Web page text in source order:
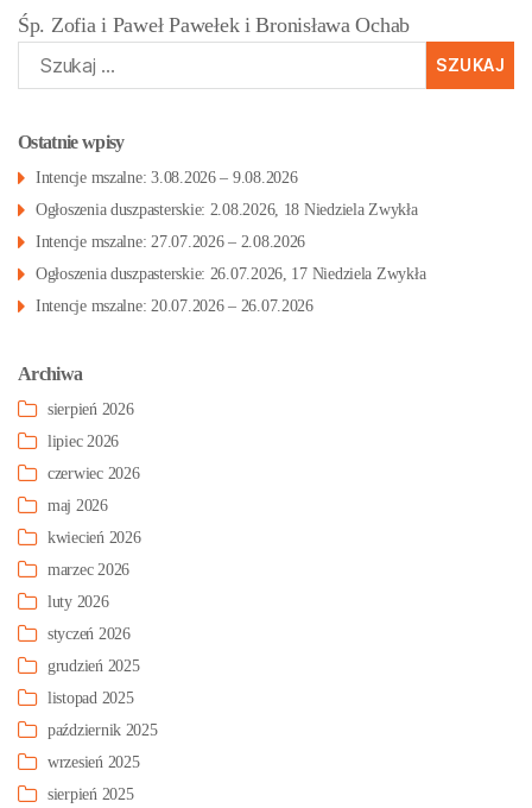
Śp. Zofia i Paweł Pawełek i Bronisława Ochab
Szukaj:
Ostatnie wpisy
Intencje mszalne: 3.08.2026 – 9.08.2026
Ogłoszenia duszpasterskie: 2.08.2026, 18 Niedziela Zwykła
Intencje mszalne: 27.07.2026 – 2.08.2026
Ogłoszenia duszpasterskie: 26.07.2026, 17 Niedziela Zwykła
Intencje mszalne: 20.07.2026 – 26.07.2026
Archiwa
sierpień 2026
lipiec 2026
czerwiec 2026
maj 2026
kwiecień 2026
marzec 2026
luty 2026
styczeń 2026
grudzień 2025
listopad 2025
październik 2025
wrzesień 2025
sierpień 2025